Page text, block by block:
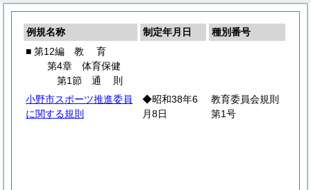
例規名称 制定年月日
種別番号
■ 第12編 教 育
第4章 体育保健
第1節 通 則
小野市スポーツ推進委員
に関する規則
◆昭和38年6
月8日
教育委員会規則
第1号